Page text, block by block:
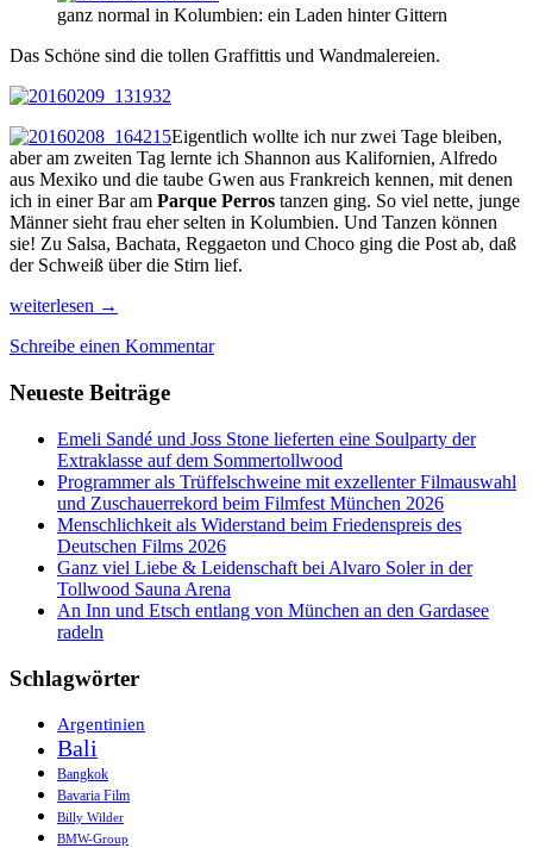
ganz normal in Kolumbien: ein Laden hinter Gittern
Das Schöne sind die tollen Graffittis und Wandmalereien.
Eigentlich wollte ich nur zwei Tage bleiben,
aber am zweiten Tag lernte ich Shannon aus Kalifornien, Alfredo
aus Mexiko und die taube Gwen aus Frankreich kennen, mit denen
ich in einer Bar am Parque Perros tanzen ging. So viel nette, junge
Männer sieht frau eher selten in Kolumbien. Und Tanzen können
sie! Zu Salsa, Bachata, Reggaeton und Choco ging die Post ab, daß
der Schweiß über die Stirn lief.
Cali
Caliente
Kolumbien
weiterlesen →
Schreibe einen Kommentar
Neueste Beiträge
Emeli Sandé und Joss Stone lieferten eine Soulparty der
Extraklasse auf dem Sommertollwood
Programmer als Trüffelschweine mit exzellenter Filmauswahl
und Zuschauerrekord beim Filmfest München 2026
Menschlichkeit als Widerstand beim Friedenspreis des
Deutschen Films 2026
Ganz viel Liebe & Leidenschaft bei Alvaro Soler in der
Tollwood Sauna Arena
An Inn und Etsch entlang von München an den Gardasee
radeln
Schlagwörter
Argentinien
Bali
Bangkok
Bavaria Film
Billy Wilder
BMW-Group